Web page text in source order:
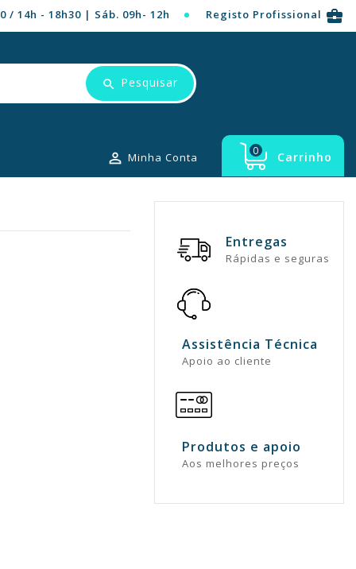
/ 14h - 18h30 | Sáb. 09h- 12h Registo Profissional business_center
Pesquisar
Carrinho
0
 Minha Conta
Entregas
Rápidas e seguras
Assistência Técnica
Apoio ao cliente
Produtos e apoio
Aos melhores preços